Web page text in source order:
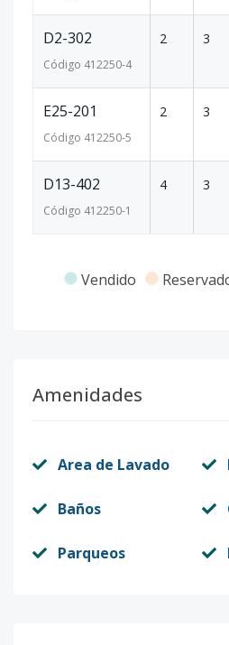
D2-302
Código 412250-4
2 3
E25-201
Código 412250-5
2 3
D13-402
Código 412250-1
4 3
Vendido
Amenidades
Area de Lavado
Baños
Parqueos